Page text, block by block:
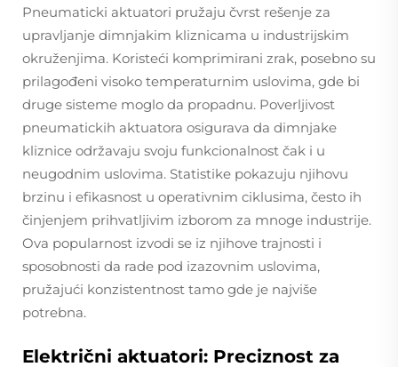
Pneumaticki aktuatori pružaju čvrst rešenje za
upravljanje dimnjakim kliznicama u industrijskim
okruženjima. Koristeći komprimirani zrak, posebno su
prilagođeni visoko temperaturnim uslovima, gde bi
druge sisteme moglo da propadnu. Poverljivost
pneumatickih aktuatora osigurava da dimnjake
kliznice održavaju svoju funkcionalnost čak i u
neugodnim uslovima. Statistike pokazuju njihovu
brzinu i efikasnost u operativnim ciklusima, često ih
činjenjem prihvatljivim izborom za mnoge industrije.
Ova popularnost izvodi se iz njihove trajnosti i
sposobnosti da rade pod izazovnim uslovima,
pružajući konzistentnost tamo gde je najviše
potrebna.
Električni aktuatori: Preciznost za